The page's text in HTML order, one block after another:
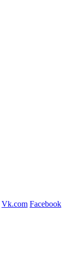
Vk.com Facebook